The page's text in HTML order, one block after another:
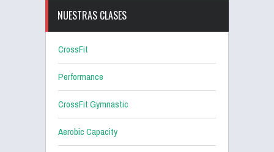
NUESTRAS CLASES
CrossFit
Performance
CrossFit Gymnastic
Aerobic Capacity